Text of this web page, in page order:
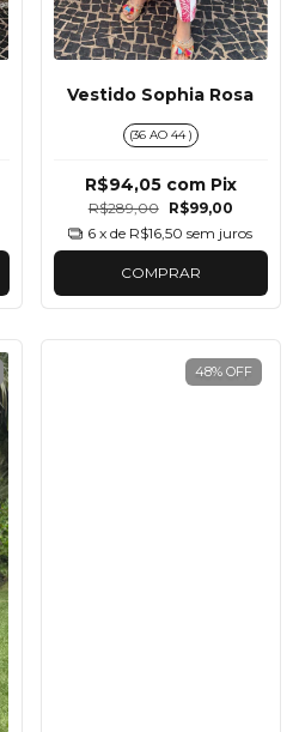
Vestido Sophia Rosa
(36 AO 44 )
R$289,00 R$99,00
R$94,05 com Pix
6 x de R$16,50 sem juros
COMPRAR
48% OFF